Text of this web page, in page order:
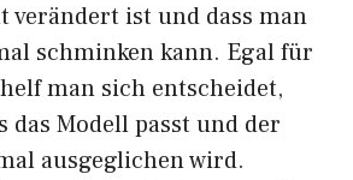
verändert ist und dass man
schminken kann. Egal für
man sich entscheidet,
das Modell passt und der
ausgeglichen wird.